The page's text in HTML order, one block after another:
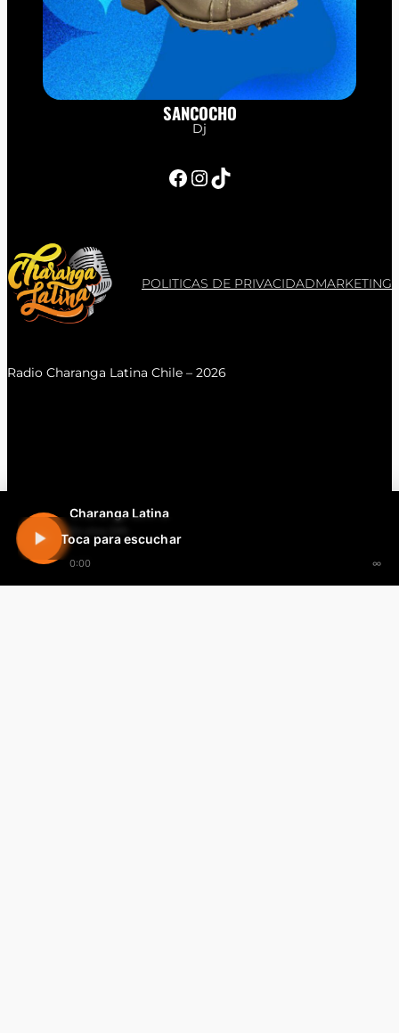
Charanga Latina
En vivo 24h
0:00 ∞
Toca para escuchar
SANCOCHO
Dj
Facebook InstagramTikTok
POLITICAS DE PRIVACIDADMARKETING
Radio Charanga Latina Chile – 2026